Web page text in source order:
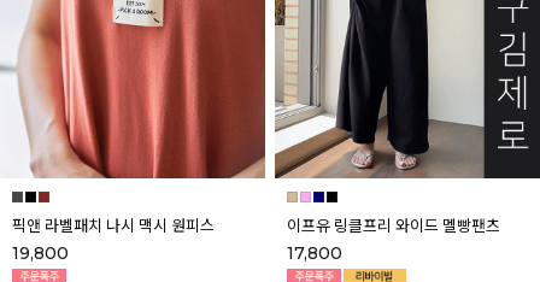
픽앤 라벨패치 나시 맥시 원피스
19,800
이프유 링클프리 와이드 멜빵팬츠
17,800